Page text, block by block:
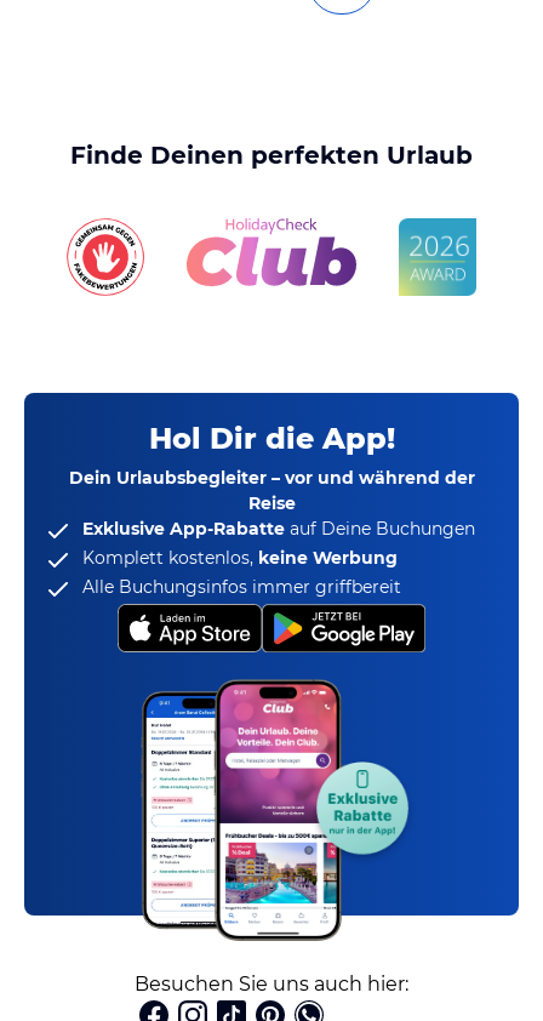
Finde Deinen perfekten Urlaub
Hol Dir die App!
Dein Urlaubsbegleiter – vor und während der
Reise
Exklusive App-Rabatte auf Deine Buchungen
Komplett kostenlos, keine Werbung
Alle Buchungsinfos immer griffbereit
Besuchen Sie uns auch hier: